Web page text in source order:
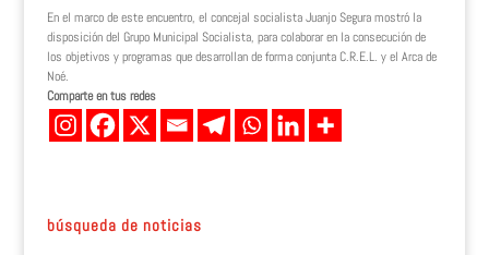
En el marco de este encuentro, el concejal socialista Juanjo Segura mostró la
disposición del Grupo Municipal Socialista, para colaborar en la consecución de
los objetivos y programas que desarrollan de forma conjunta C.R.E.L. y el Arca de
Noé.
Comparte en tus redes
búsqueda de noticias